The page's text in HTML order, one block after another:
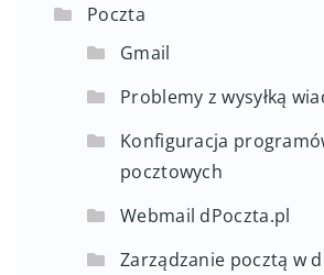
Poczta
Gmail
Problemy z wysyłką
Konfiguracja
pocztowych
Webmail dPoczta.pl
Zarządzanie pocztą w